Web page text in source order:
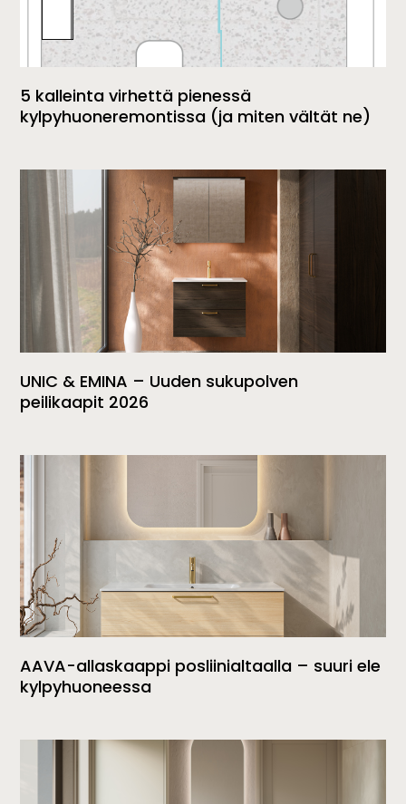
5 kalleinta virhettä pienessä
kylpyhuoneremontissa (ja miten vältät ne)
UNIC & EMINA – Uuden sukupolven
peilikaapit 2026
AAVA-allaskaappi posliinialtaalla – suuri ele
kylpyhuoneessa